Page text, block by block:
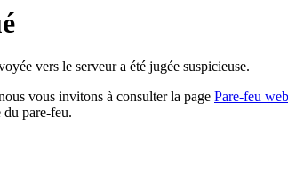
vers le serveur a été jugée suspicieuse.
vous invitons à consulter la page Pare-feu
du pare-feu.